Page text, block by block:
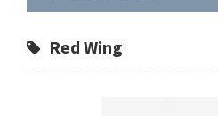
Red Wing